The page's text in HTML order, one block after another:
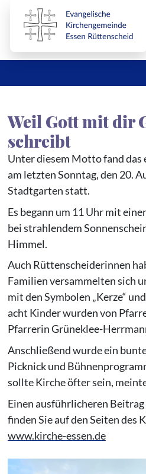
zum Inhalt der Seite
zur Hauptnavigation
Weil Gott mit dir
schreibt
Unter diesem Motto fand das
am letzten Sonntag, den 20.
Stadtgarten statt.
Es begann um 11 Uhr mit
bei strahlendem
Himmel.
Auch Rüttenscheiderinnen
Familien versammelten sich
mit den Symbolen „Kerze“
acht Kinder wurden von
Pfarrerin Grüneklee-
Anschließend wurde ein
Picknick und
sollte Kirche öfter sein,
Einen ausführlicheren
finden Sie auf den Seiten des
www.kirche-essen.de
Vergrößerte Ansicht